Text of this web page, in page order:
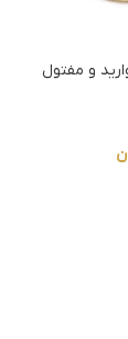
و مفتول